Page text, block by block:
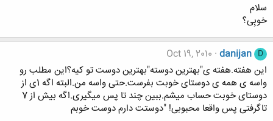
سلام
خوبِی؟
D
danijan
Oct 19, 2010
این هفته.هفته ی"بهترین دوسته"بهترین دوست تو کیه؟این مطلب رو
واسه ی همه ی دوستای خوبت بفرست.حتی واسه من.البته اگه 1ی از
دوستای خوبت حساب میشم.ببین چند تا پس میگیری.اگه بیش از 7
تاگرفتی پس واقعا محبوبی! "دوستت دارم دوست خوبم